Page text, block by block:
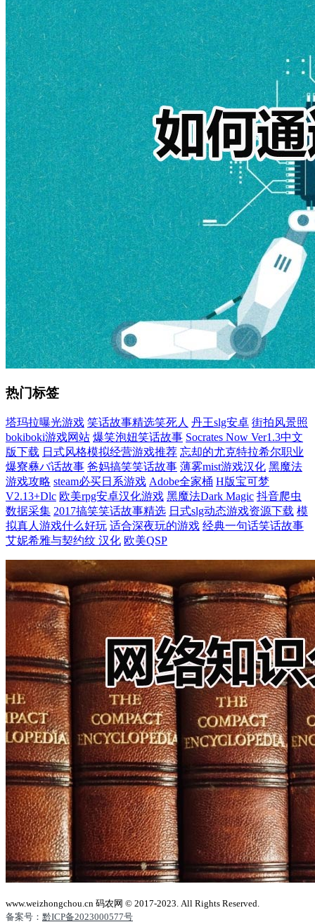
热门标签
塔玛拉曝光游戏 笑话故事精选笑死人 丹王slg安卓 街拍风景照
bokiboki游戏网站 爆笑泡妞笑话故事 Socrates Now Ver1.3中文
版下载 日式风格模拟经营游戏推荐 忘却的尤克特拉希尔职业
爆寮彝バ话故事 爸妈搞笑笑话故事 薄雾mist游戏汉化 黑魔法
游戏攻略 steam必买日系游戏 Adobe全家桶 H版宝可梦
V2.13+Dlc 欧美rpg安卓汉化游戏 黑魔法Dark Magic 抖音爬虫
数据采集 2017搞笑笑话故事精选 日式slg动态游戏资源下载 模
拟真人游戏什么好玩 适合深夜玩的游戏 经典一句话笑话故事
艾妮希雅与契约纹 汉化 欧美QSP
www.weizhongchou.cn 码农网 © 2017-2023. All Rights Reserved.
备案号： 黔ICP备2023000577号